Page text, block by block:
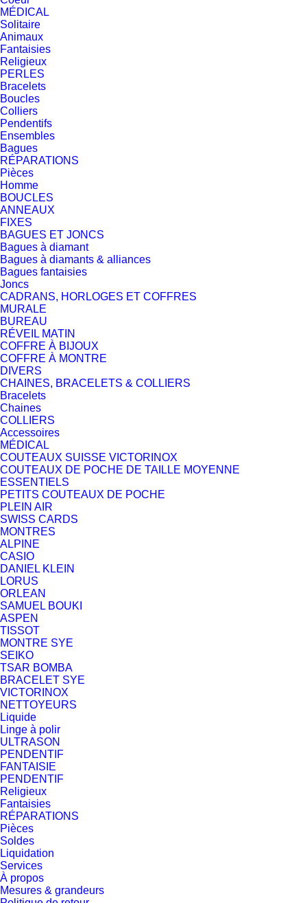
MÉDICAL
Solitaire
Animaux
Fantaisies
Religieux
PERLES
Bracelets
Boucles
Colliers
Pendentifs
Ensembles
Bagues
RÉPARATIONS
Pièces
Homme
BOUCLES
ANNEAUX
FIXES
BAGUES ET JONCS
Bagues à diamant
Bagues à diamants & alliances
Bagues fantaisies
Joncs
CADRANS, HORLOGES ET COFFRES
MURALE
BUREAU
RÉVEIL MATIN
COFFRE À BIJOUX
COFFRE À MONTRE
DIVERS
CHAINES, BRACELETS & COLLIERS
Bracelets
Chaines
COLLIERS
Accessoires
MÉDICAL
COUTEAUX SUISSE VICTORINOX
COUTEAUX DE POCHE DE TAILLE MOYENNE
ESSENTIELS
PETITS COUTEAUX DE POCHE
PLEIN AIR
SWISS CARDS
MONTRES
ALPINE
CASIO
DANIEL KLEIN
LORUS
ORLEAN
SAMUEL BOUKI
ASPEN
TISSOT
MONTRE SYE
SEIKO
TSAR BOMBA
BRACELET SYE
VICTORINOX
NETTOYEURS
Liquide
Linge à polir
ULTRASON
PENDENTIF
FANTAISIE
PENDENTIF
Religieux
Fantaisies
RÉPARATIONS
Pièces
Soldes
Liquidation
Services
À propos
Mesures & grandeurs